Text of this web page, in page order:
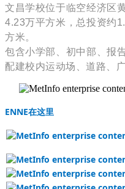
文昌学校位于临空经济区
4.23万平方米，总投资约
方米。
包含小学部、初中部、报
配建校内运动场、道路、
ENNE在这里